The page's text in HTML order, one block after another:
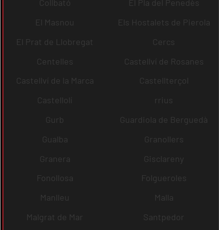
Collbató
El Pla del Penedès
El Masnou
Els Hostalets de Pierola
El Prat de Llobregat
Cercs
Centelles
Castellví de Rosanes
Castellví de la Marca
Castellterçol
Castellolí
rrius
Gurb
Guardiola de Berguedà
Gualba
Granollers
Granera
Gisclareny
Fonollosa
Folgueroles
Manlleu
Malla
Malgrat de Mar
Santpedor